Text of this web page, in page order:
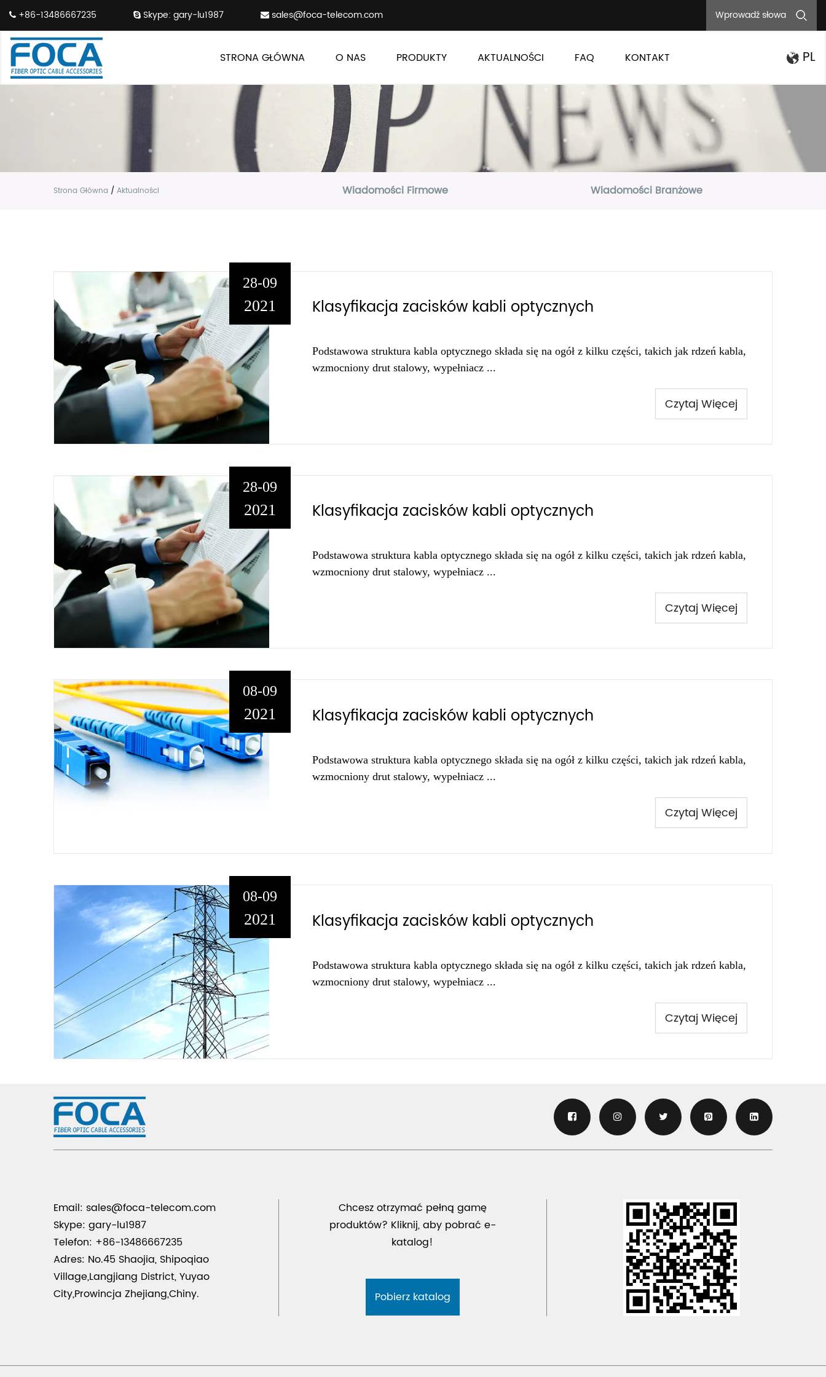
+86-13486667235 Skype: gary-lu1987 sales@foca-telecom.com
STRONA GŁÓWNA O NAS PRODUKTY AKTUALNOŚCI FAQ KONTAKT PL
Strona Główna / Aktualności Wiadomości Firmowe Wiadomości Branżowe
28-09
2021 Klasyfikacja zacisków kabli optycznych
Podstawowa struktura kabla optycznego składa się na ogół z kilku części, takich jak rdzeń kabla,
wzmocniony drut stalowy, wypełniacz ...
Czytaj Więcej
28-09
2021 Klasyfikacja zacisków kabli optycznych
Podstawowa struktura kabla optycznego składa się na ogół z kilku części, takich jak rdzeń kabla,
wzmocniony drut stalowy, wypełniacz ...
Czytaj Więcej
08-09
2021 Klasyfikacja zacisków kabli optycznych
Podstawowa struktura kabla optycznego składa się na ogół z kilku części, takich jak rdzeń kabla,
wzmocniony drut stalowy, wypełniacz ...
Czytaj Więcej
08-09
2021 Klasyfikacja zacisków kabli optycznych
Podstawowa struktura kabla optycznego składa się na ogół z kilku części, takich jak rdzeń kabla,
wzmocniony drut stalowy, wypełniacz ...
Czytaj Więcej
Email: sales@foca-telecom.com
Skype: gary-lu1987
Telefon: +86-13486667235
Adres: No.45 Shaojia, Shipoqiao
Village,Langjiang District, Yuyao
City,Prowincja Zhejiang,Chiny.
Chcesz otrzymać pełną gamę
produktów? Kliknij, aby pobrać e-
katalog!
Pobierz katalog